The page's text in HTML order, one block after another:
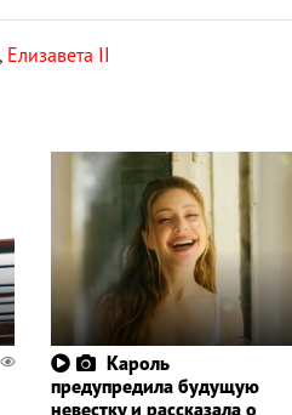
, Елизавета II
Кароль
предупредила будущую
невестку и рассказала о